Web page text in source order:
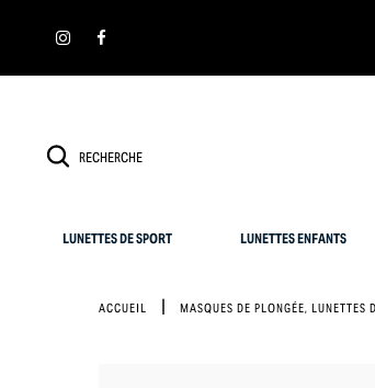
LUNETTES DE SPORT LUNETTES ENFANTS
ACCUEIL MASQUES DE PLONGÉE, LUNETTES